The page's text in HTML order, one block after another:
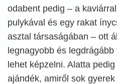
odabent pedig – a
pulykával és egy rakat
asztal társaságában – ott
legnagyobb és
lehet képzelni. Alatta
ajándék, amiről sok